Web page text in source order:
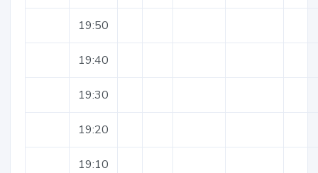
19:50
19:40
19:30
19:20
19:10